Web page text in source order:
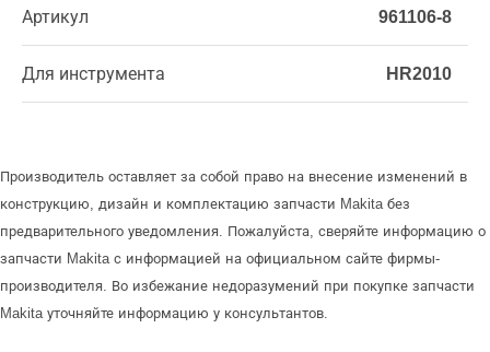
Артикул 961106-8
Для инструмента HR2010
Производитель оставляет за собой право на внесение изменений в
конструкцию, дизайн и комплектацию запчасти Makita без
предварительного уведомления. Пожалуйста, сверяйте информацию о
запчасти Makita с информацией на официальном сайте фирмы-
производителя. Во избежание недоразумений при покупке запчасти
Makita уточняйте информацию у консультантов.